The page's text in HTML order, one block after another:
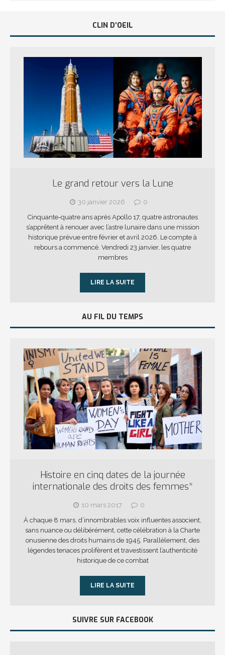
CLIN D’OEIL
Le grand retour vers la Lune
30 janvier 2026
0
Cinquante-quatre ans après Apollo 17, quatre astronautes
s’apprêtent à renouer avec l’astre lunaire dans une mission
historique prévue entre février et avril 2026. Le compte à
rebours a commencé. Vendredi 23 janvier, les quatre
membres
LIRE LA SUITE
AU FIL DU TEMPS
Histoire en cinq dates de la journée
internationale des droits des femmes*
10 mars 2017
0
À chaque 8 mars, d’innombrables voix influentes associent,
sans nuance ou délibérément, cette célébration à la Charte
onusienne des droits humains de 1945. Parallèlement, des
légendes tenaces prolifèrent et travestissent l’authenticité
historique de ce combat
LIRE LA SUITE
SUIVRE SUR FACEBOOK